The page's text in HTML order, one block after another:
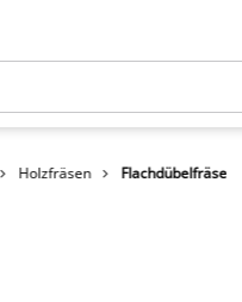
Holzfräsen Flachdübelfräse